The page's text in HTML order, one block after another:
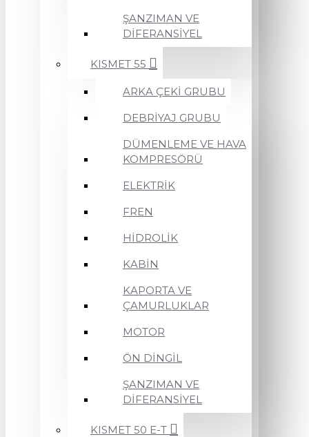
ŞANZIMAN VE
DİFERANSİYEL
KISMET 55
ARKA ÇEKİ GRUBU
DEBRİYAJ GRUBU
DÜMENLEME VE HAVA
KOMPRESÖRÜ
ELEKTRİK
FREN
HİDROLİK
KABİN
KAPORTA VE
ÇAMURLUKLAR
MOTOR
ÖN DİNGİL
ŞANZIMAN VE
DİFERANSİYEL
KISMET 50 E-T